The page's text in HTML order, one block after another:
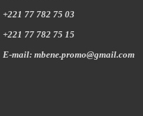
+221 77 782 75 03
+221 77 782 75 15
E-mail: mbene.promo@gmail.com